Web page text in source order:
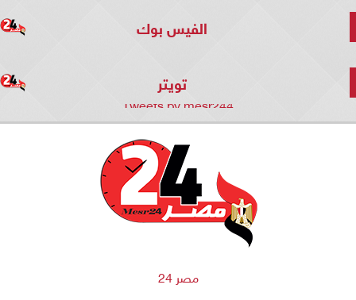
الفيس بوك
تويتر
Tweets by mesr244
مصر 24